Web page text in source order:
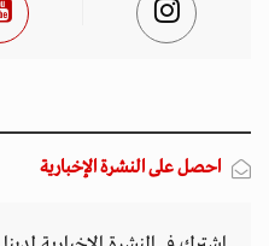
احصل على النشرة الإخبارية